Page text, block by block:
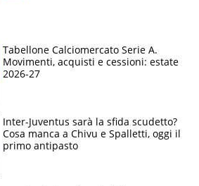
Tabellone Calciomercato Serie A.
Movimenti, acquisti e cessioni: estate
2026-27
Inter-Juventus sarà la sfida scudetto?
Cosa manca a Chivu e Spalletti, oggi il
primo antipasto